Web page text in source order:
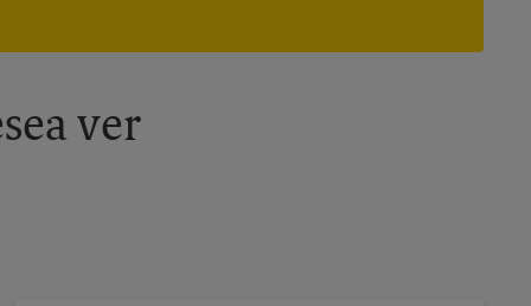
información, contacte al centro The UPS Store en su ciudad.
ver